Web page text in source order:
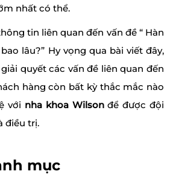
nhất có thể.
tin liên quan đến vấn đề “ Hàn
lâu?” Hy vọng qua bài viết đây,
quyết các vấn đề liên quan đến
hàng còn bất kỳ thắc mắc nào
với nha khoa Wilsonđể được đội
điều trị.
mục